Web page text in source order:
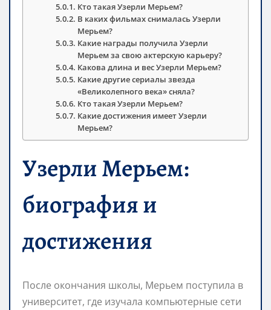
Кто такая Узерли Мерьем?
В каких фильмах снималась Узерли
Мерьем?
Какие награды получила Узерли
Мерьем за свою актерскую карьеру?
Какова длина и вес Узерли Мерьем?
Какие другие сериалы звезда
«Великолепного века» сняла?
Кто такая Узерли Мерьем?
Какие достижения имеет Узерли
Мерьем?
Узерли Мерьем:
биография и
достижения
После окончания школы, Мерьем поступила в
университет, где изучала компьютерные сети